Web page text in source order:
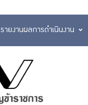
รายงานผลการดำเนินงาน
รับผิดชอบ PRI
หลักธรรมาภิ
บาลการลงทุน